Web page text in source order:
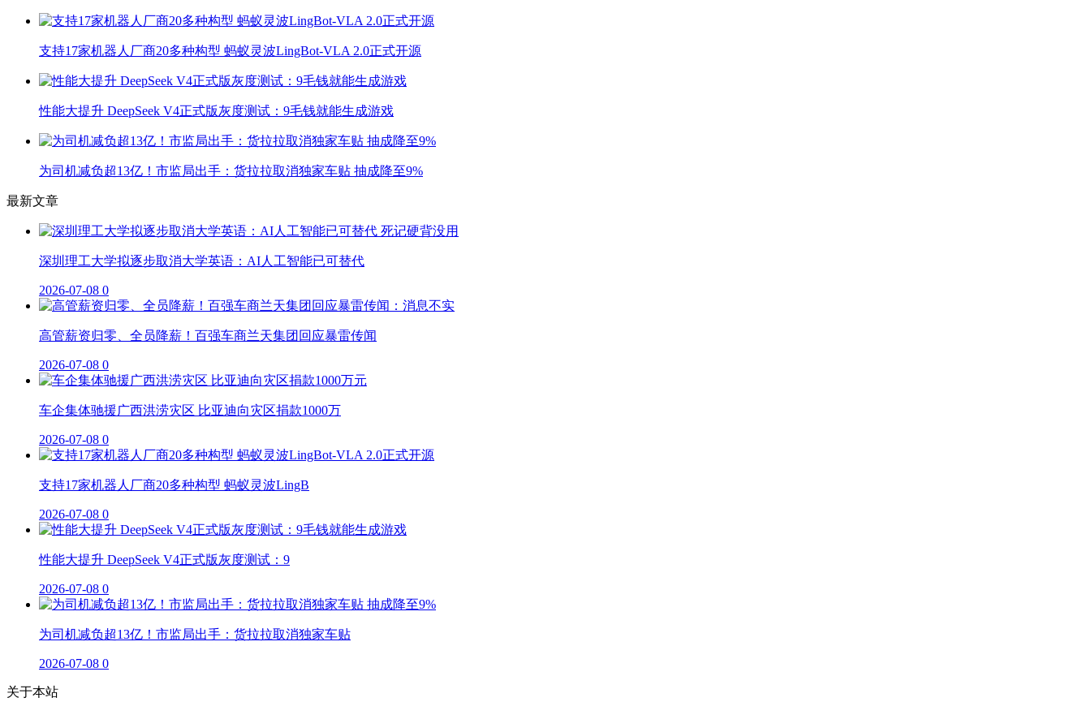
支持17家机器人厂商20多种构型 蚂蚁灵波LingBot-VLA 2.0正式开源
性能大提升 DeepSeek V4正式版灰度测试：9毛钱就能生成游戏
为司机减负超13亿！市监局出手：货拉拉取消独家车贴 抽成降至9%
最新文章
深圳理工大学拟逐步取消大学英语：AI人工智能已可替代
2026-07-08 0
高管薪资归零、全员降薪！百强车商兰天集团回应暴雷传闻
2026-07-08 0
车企集体驰援广西洪涝灾区 比亚迪向灾区捐款1000万
2026-07-08 0
支持17家机器人厂商20多种构型 蚂蚁灵波LingB
2026-07-08 0
性能大提升 DeepSeek V4正式版灰度测试：9
2026-07-08 0
为司机减负超13亿！市监局出手：货拉拉取消独家车贴
2026-07-08 0
关于本站